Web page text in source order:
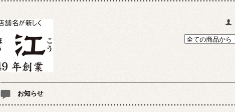
お知らせ